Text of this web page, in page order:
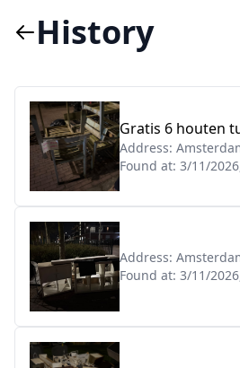
History
Gratis 6 houten
Address:
Found at: 3/11/
Address:
Found at: 3/11/